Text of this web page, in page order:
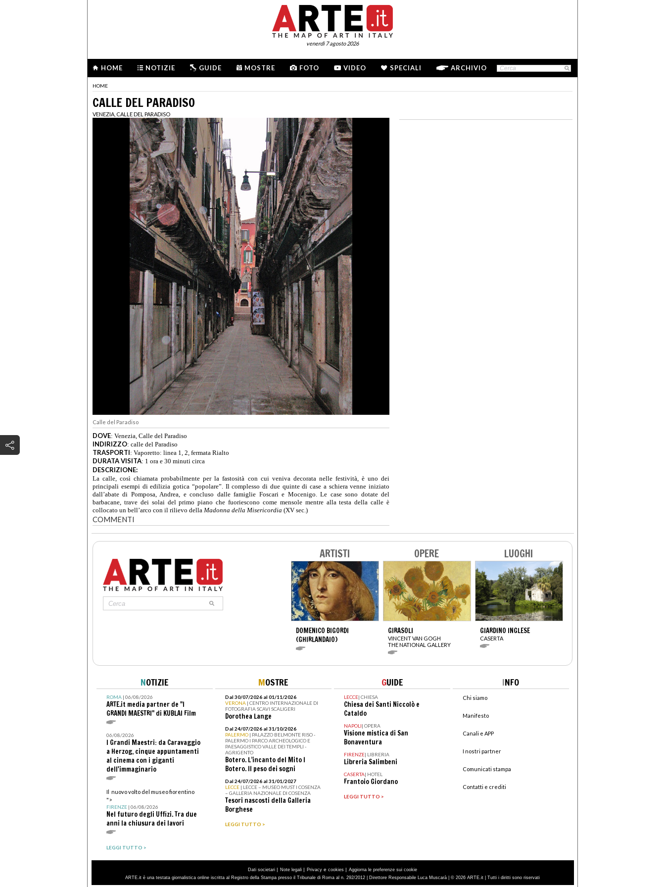
venerdì 7 agosto 2026
HOME NOTIZIE GUIDE MOSTRE FOTO VIDEO SPECIALI ARCHIVIO
HOME
CALLE DEL PARADISO
VENEZIA, CALLE DEL PARADISO
Calle del Paradiso
DOVE: Venezia, Calle del Paradiso
INDIRIZZO: calle del Paradiso
TRASPORTI: Vaporetto: linea 1, 2, fermata Rialto
DURATA VISITA: 1 ora e 30 minuti circa
DESCRIZIONE:
La calle, così chiamata probabilmente per la fastosità con cui veniva decorata nelle festività, è uno dei
principali esempi di edilizia gotica “popolare”. Il complesso di due quinte di case a schiera venne iniziato
dall’abate di Pomposa, Andrea, e concluso dalle famiglie Foscari e Mocenigo. Le case sono dotate del
barbacane, trave dei solai del primo piano che fuoriescono come mensole mentre alla testa della calle è
collocato un bell’arco con il rilievo della Madonna della Misericordia (XV sec.)
COMMENTI
ARTISTI
DOMENICO BIGORDI
(GHIRLANDAIO)
OPERE
GIRASOLI
VINCENT VAN GOGH
THE NATIONAL GALLERY
LUOGHI
GIARDINO INGLESE
CASERTA
NOTIZIE
ROMA| 06/08/2026
ARTE.it media partner de "I
GRANDI MAESTRI" di KUBLAI Film
06/08/2026
I Grandi Maestri: da Caravaggio
a Herzog, cinque appuntamenti
al cinema con i giganti
dell'immaginario
Il nuovo volto del museo fiorentino
">
FIRENZE| 06/08/2026
Nel futuro degli Uffizi. Tra due
anni la chiusura dei lavori
LEGGI TUTTO >
MOSTRE
Dal 30/07/2026 al 01/11/2026
VERONA | CENTRO INTERNAZIONALE DI
FOTOGRAFIA SCAVI SCALIGERI
Dorothea Lange
Dal 24/07/2026 al 31/10/2026
PALERMO | PALAZZO BELMONTE RISO -
PALERMO I PARCO ARCHEOLOGICO E
PAESAGGISTICO VALLE DEI TEMPLI -
AGRIGENTO
Botero. L’incanto del Mito I
Botero. Il peso dei sogni
Dal 24/07/2026 al 31/01/2027
LECCE | LECCE – MUSEO MUST I COSENZA
– GALLERIA NAZIONALE DI COSENZA
Tesori nascosti della Galleria
Borghese
LEGGI TUTTO >
GUIDE
LECCE| CHIESA
Chiesa dei Santi Niccolò e
Cataldo
NAPOLI| OPERA
Visione mistica di San
Bonaventura
FIRENZE| LIBRERIA
Libreria Salimbeni
CASERTA| HOTEL
Frantoio Giordano
LEGGI TUTTO >
INFO
Chi siamo
Manifesto
Canali e APP
I nostri partner
Comunicati stampa
Contatti e crediti
Dati societari Note legali Privacy e cookies
Aggiorna le preferenze sui cookie
ARTE.it è una testata giornalistica online iscritta al Registro della Stampa presso il Tribunale di Roma al n. 292/2012 | Direttore Responsabile Luca Muscarà | © 2026 ARTE.it | Tutti i diritti sono riservati